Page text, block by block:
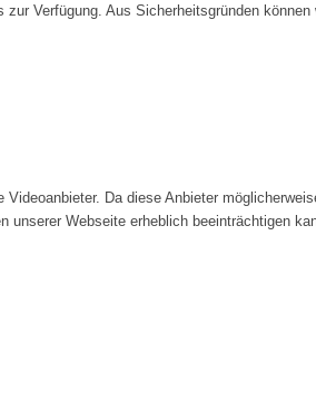
Verfügung. Aus Sicherheitsgründen
Da diese Anbieter
Webseite erheblich beeinträchtigen